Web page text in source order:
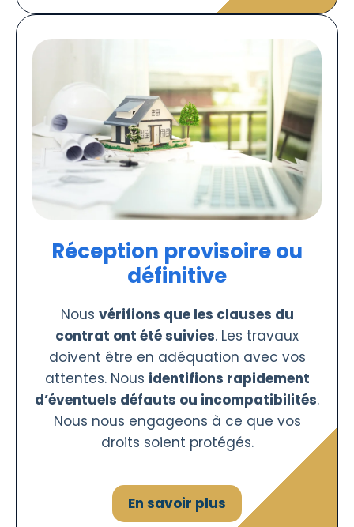
Réception provisoire ou
définitive
Nous vérifions que les clauses du
contrat ont été suivies. Les travaux
doivent être en adéquation avec vos
attentes. Nous identifions rapidement
d’éventuels défauts ou incompatibilités.
Nous nous engageons à ce que vos
droits soient protégés.
En savoir plus